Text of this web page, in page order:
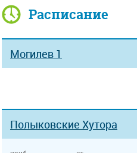
Расписание
Могилев 1
Полыковские Хутора